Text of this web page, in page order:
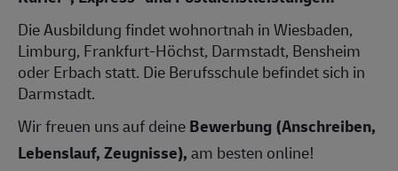
Die Ausbildung findet wohnortnah in Wiesbaden,
Limburg, Frankfurt-Höchst, Darmstadt, Bensheim
oder Erbach statt. Die Berufsschule befindet sich in
Darmstadt.
Wir freuen uns auf deineBewerbung (Anschreiben,
Lebenslauf, Zeugnisse),am besten online!